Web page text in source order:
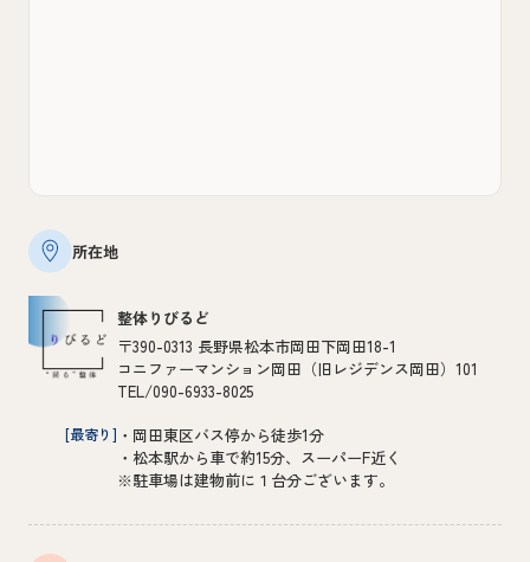
所在地
整体りびるど
〒390-0313 長野県松本市岡田下岡田18-1
コニファーマンション岡田（旧レジデンス岡田）101
TEL/090-6933-8025
[最寄り] ・岡田東区バス停から徒歩1分
・松本駅から車で約15分、スーパーF近く
※駐車場は建物前に１台分ございます。